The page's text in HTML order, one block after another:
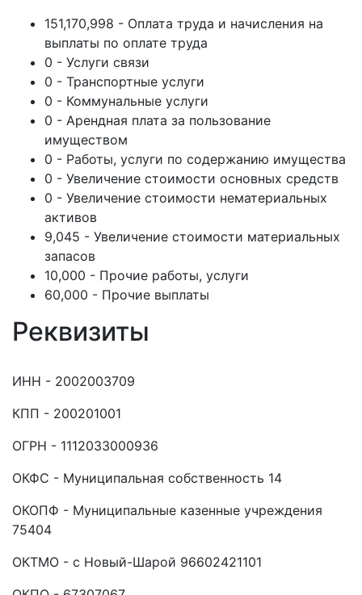
151,170,998 - Оплата труда и начисления на
выплаты по оплате труда
0 - Услуги связи
0 - Транспортные услуги
0 - Коммунальные услуги
0 - Арендная плата за пользование
имуществом
0 - Работы, услуги по содержанию имущества
0 - Увеличение стоимости основных средств
0 - Увеличение стоимости нематериальных
активов
9,045 - Увеличение стоимости материальных
запасов
10,000 - Прочие работы, услуги
60,000 - Прочие выплаты
Реквизиты
ИНН - 2002003709
КПП - 200201001
ОГРН - 1112033000936
ОКФС - Муниципальная собственность 14
ОКОПФ - Муниципальные казенные учреждения
75404
ОКТМО - с Новый-Шарой 96602421101